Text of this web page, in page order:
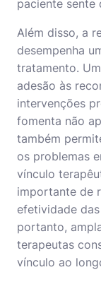
paciente sente
Além disso, a
desempenha
tratamento.
adesão às
intervenções
fomenta não
também
os problemas
vínculo
importante de
efetividade
portanto,
terapeutas
vínculo ao